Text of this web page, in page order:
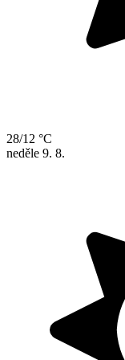
28/12 °C
neděle 9. 8.